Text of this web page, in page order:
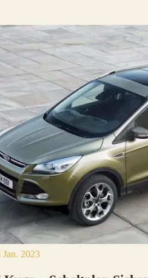
Jan. 2023